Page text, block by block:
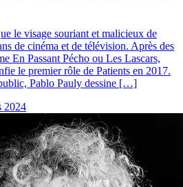
le visage souriant et malicieux de
de cinéma et de télévision. Après des
En Passant Pécho ou Les Lascars,
le premier rôle de Patients en 2017.
Pablo Pauly dessine […]
2024